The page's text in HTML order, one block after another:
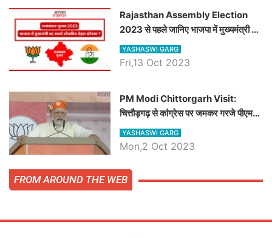
Rajasthan Assembly Election
2023 से पहले जानिए भाजपा में मुख्यमंत्री का
सबसे लोकप्रिय चेहरा कौनसा ?
YASHASWI GARG
Fri,13 Oct 2023
PM Modi Chittorgarh Visit:
चित्तौड़गढ़ से कांग्रेस पर जमकर गरजे पीएम
मोदी, जाने प्रधानमंत्री के भाषण की बड़ी
बातें, देखें वीडियो
YASHASWI GARG
Mon,2 Oct 2023
FROM AROUND THE WEB